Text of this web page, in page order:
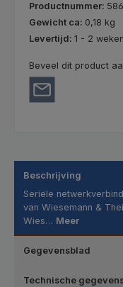
Productnummer:
Gewicht ca: 0,18 kg
Levertijd: 1 - 2 weken
Beveel dit product
Beschrijving
Seriële
van Wiesemann &
Wies… Meer
Gegevensblad
Technische